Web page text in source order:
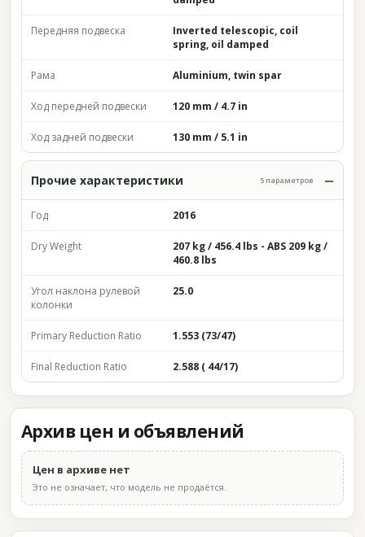
Передняя подвеска
Inverted telescopic, coil
spring, oil damped
Рама Aluminium, twin spar
Ход передней подвески 120 mm / 4.7 in
Ход задней подвески 130 mm / 5.1 in
Прочие характеристики 5 параметров
Год 2016
Dry Weight
207 kg / 456.4 lbs - ABS 209 kg /
460.8 lbs
Угол наклона рулевой
колонки
25.0
Primary Reduction Ratio 1.553 (73/47)
Final Reduction Ratio 2.588 ( 44/17)
Архив цен и объявлений
Цен в архиве нет
Это не означает, что модель не продаётся.